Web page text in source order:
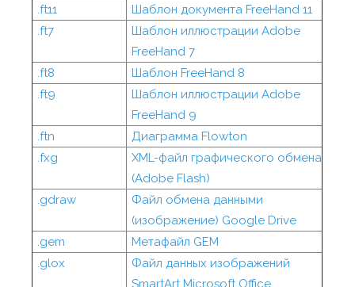
.ft11
Шаблон документа FreeHand 11
.ft7
Шаблон иллюстрации Adobe
FreeHand 7
.ft8
Шаблон FreeHand 8
.ft9
Шаблон иллюстрации Adobe
FreeHand 9
.ftn
Диаграмма Flowton
.fxg
XML-файл графического обмена
(Adobe Flash)
.gdraw
Файл обмена данными
(изображение) Google Drive
.gem
Метафайл GEM
.glox
Файл данных изображений
SmartArt Microsoft Office